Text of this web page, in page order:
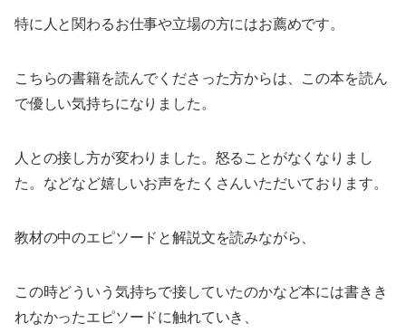
特に人と関わるお仕事や立場の方にはお薦めです。
こちらの書籍を読んでくださった方からは、この本を読ん
で優しい気持ちになりました。
人との接し方が変わりました。怒ることがなくなりまし
た。などなど嬉しいお声をたくさんいただいております。
教材の中のエピソードと解説文を読みながら、
この時どういう気持ちで接していたのかなど本には書きき
れなかったエピソードに触れていき、